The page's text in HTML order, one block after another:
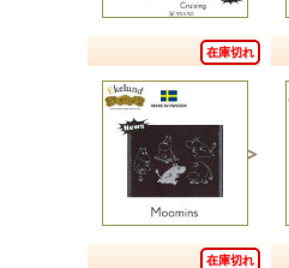
在庫切れ
在庫切れ